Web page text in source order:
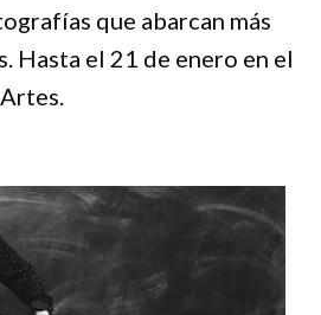
que abarcan más
Hasta el 21 de enero en el